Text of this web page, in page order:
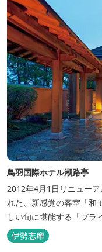
鳥羽国際ホテル潮路亭
2012年4月1日リニュー
れた、新感覚の客室「和
しい旬に堪能する「プラ
スメティックスとの提携
ラ風呂」が
伊勢志摩